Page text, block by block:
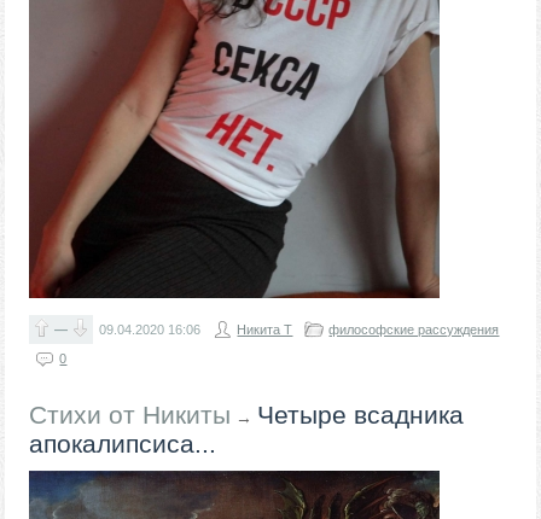
— 09.04.2020 16:06 Никита Т
философские рассуждения
0
Стихи от Никиты → Четыре всадника
апокалипсиса...